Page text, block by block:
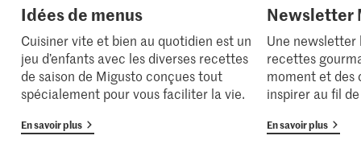
Idées de menus
Cuisiner vite et bien au quotidien est un
jeu d’enfants avec les diverses recettes
de saison de Migusto conçues tout
spécialement pour vous faciliter la vie.
En savoir plus
Newsletter
Une newsletter
recettes
moment et des
inspirer au fil
En savoir plus